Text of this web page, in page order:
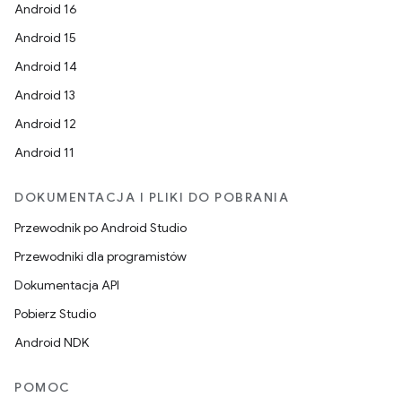
Android 16
Android 15
Android 14
Android 13
Android 12
Android 11
DOKUMENTACJA I PLIKI DO POBRANIA
Przewodnik po Android Studio
Przewodniki dla programistów
Dokumentacja API
Pobierz Studio
Android NDK
POMOC